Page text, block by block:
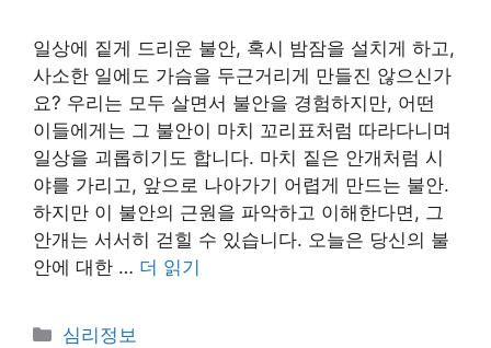
일상에 짙게 드리운 불안, 혹시 밤잠을 설치게 하고,
사소한 일에도 가슴을 두근거리게 만들진 않으신가
요? 우리는 모두 살면서 불안을 경험하지만, 어떤
이들에게는 그 불안이 마치 꼬리표처럼 따라다니며
일상을 괴롭히기도 합니다. 마치 짙은 안개처럼 시
야를 가리고, 앞으로 나아가기 어렵게 만드는 불안.
하지만 이 불안의 근원을 파악하고 이해한다면, 그
안개는 서서히 걷힐 수 있습니다. 오늘은 당신의 불
안에 대한 … 더 읽기
카
심리정보